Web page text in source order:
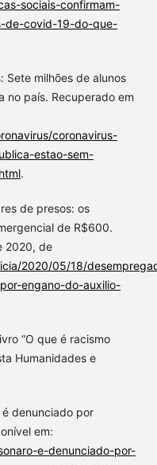
sociais-confirmam-
de-covid-19-do-que-
Sete milhões de alunos
no país. Recuperado em
coronavirus-
estao-sem-
.
de presos: os
de R$600.
2020, de
2020/05/18/
engano-do-auxilio-
“O que é racismo
Humanidades e
é denunciado por
em:
e-denunciado-por-